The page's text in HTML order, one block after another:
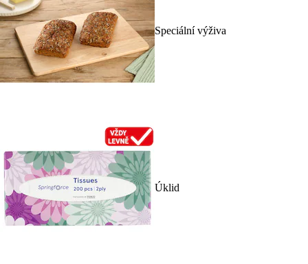
Speciální výživa
Úklid